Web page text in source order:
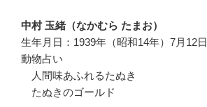
中村 玉緒（なかむら たまお）
生年月日：1939年（昭和14年）7月12日
動物占い
人間味あふれるたぬき
たぬきのゴールド